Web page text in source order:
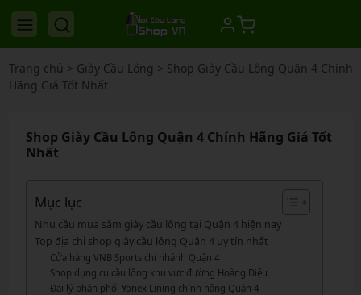
Trang chủ > Giày Cầu Lông > Shop Giày Cầu Lông Quận 4 Chính
Hãng Giá Tốt Nhất
Shop Giày Cầu Lông Quận 4 Chính Hãng Giá Tốt
Nhất
Mục lục
Nhu cầu mua sắm giày cầu lông tại Quận 4 hiện nay
Top địa chỉ shop giày cầu lông Quận 4 uy tín nhất
Cửa hàng VNB Sports chi nhánh Quận 4
Shop dụng cụ cầu lông khu vực đường Hoàng Diệu
Đại lý phân phối Yonex Lining chính hãng Quận 4